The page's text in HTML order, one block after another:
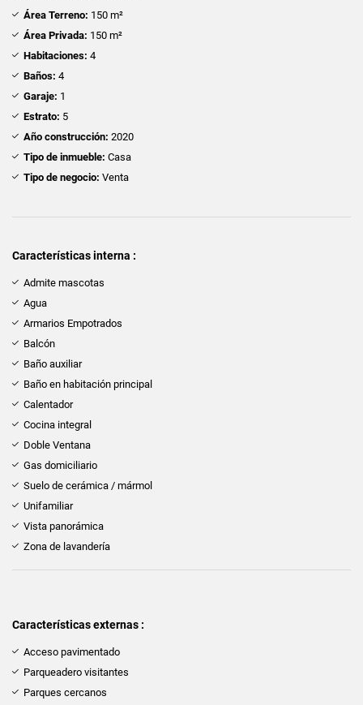
Área Terreno: 150 m²
Área Privada: 150 m²
Habitaciones: 4
Baños: 4
Garaje: 1
Estrato: 5
Año construcción: 2020
Tipo de inmueble: Casa
Tipo de negocio: Venta
Características interna :
Admite mascotas
Agua
Armarios Empotrados
Balcón
Baño auxiliar
Baño en habitación principal
Calentador
Cocina integral
Doble Ventana
Gas domiciliario
Suelo de cerámica / mármol
Unifamiliar
Vista panorámica
Zona de lavandería
Características externas :
Acceso pavimentado
Parqueadero visitantes
Parques cercanos